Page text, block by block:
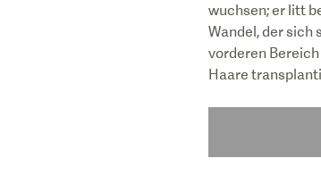
wuchsen; er litt
Wandel, der sich
vorderen
Haare